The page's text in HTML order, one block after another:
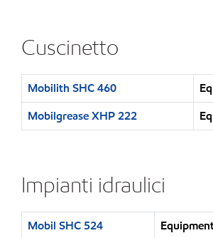
Cuscinetto
Mobilith SHC 460
Mobilgrease XHP 222
Impianti idraulici
Mobil SHC 524